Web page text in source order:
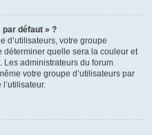
par défaut » ?
d’utilisateurs, votre groupe
déterminer quelle sera la couleur et
Les administrateurs du forum
votre groupe d’utilisateurs par